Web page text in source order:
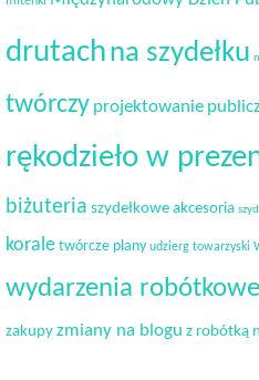
drutachna szydełku
twórczy projektowanie
rękodzieło w
biżuteria szydełkowe akcesoria
korale twórcze plany udzierg towarzyski
wydarzenia robótkowe
zakupy zmiany na blogu z robótką